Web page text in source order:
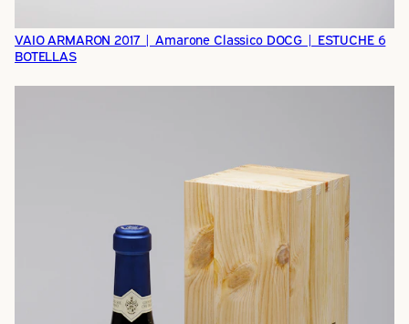
VAIO ARMARON 2017 | Amarone Classico DOCG | ESTUCHE 6
BOTELLAS